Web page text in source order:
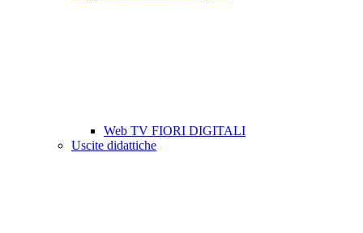
Web TV FIORI DIGITALI
Uscite didattiche